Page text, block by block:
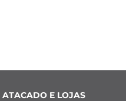
ATACADO E LOJAS